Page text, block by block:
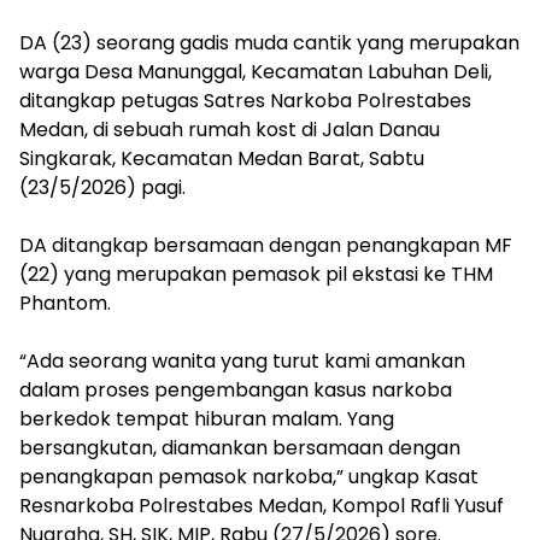
DA (23) seorang gadis muda cantik yang merupakan
warga Desa Manunggal, Kecamatan Labuhan Deli,
ditangkap petugas Satres Narkoba Polrestabes
Medan, di sebuah rumah kost di Jalan Danau
Singkarak, Kecamatan Medan Barat, Sabtu
(23/5/2026) pagi.
‎DA ditangkap bersamaan dengan penangkapan MF
(22) yang merupakan pemasok pil ekstasi ke THM
Phantom.
“Ada seorang wanita yang turut kami amankan
dalam proses pengembangan kasus narkoba
berkedok tempat hiburan malam. Yang
bersangkutan, diamankan bersamaan dengan
penangkapan pemasok narkoba,” ungkap Kasat
Resnarkoba Polrestabes Medan, Kompol Rafli Yusuf
Nugraha, SH, SIK, MIP, Rabu (27/5/2026) sore.